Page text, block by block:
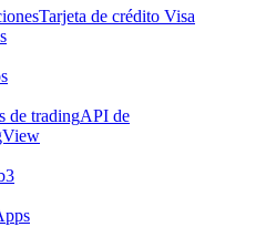
Tarjeta de crédito Visa
de tradingAPI de